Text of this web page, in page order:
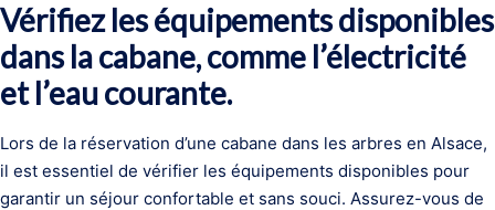
Vérifiez les équipements disponibles
dans la cabane, comme l’électricité
et l’eau courante.
Lors de la réservation d’une cabane dans les arbres en Alsace,
il est essentiel de vérifier les équipements disponibles pour
garantir un séjour confortable et sans souci. Assurez-vous de